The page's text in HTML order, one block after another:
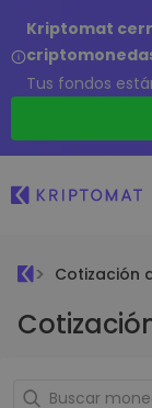
Kriptomat
Tus fondos
Cotización